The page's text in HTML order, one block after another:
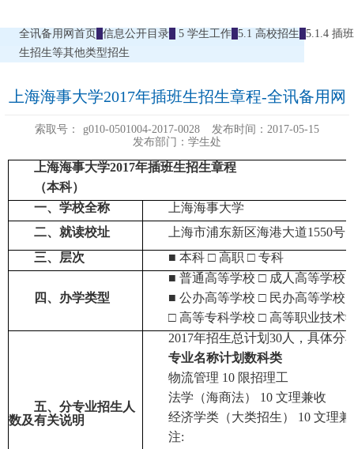
全讯备用网首页 信息公开目录 5 学生工作 5.1 高校招生 5.1.4 插班
生招生等其他类型招生
上海海事大学2017年插班生招生章程-全讯备用网
索取号： g010-0501004-2017-0028
发布时间：2017-05-15
发布部门：学生处
上海海事大学2017年插班生招生章程
（本科）
一、学校全称
上海海事大学
二、就读校址
上海市浦东新区海港大道1550号
三、层次
■ 本科 □ 高职 □ 专科
四、办学类型
■ 普通高等学校 □ 成人高等学校
■ 公办高等学校 □ 民办高等学校
□ 高等专科学校 □ 高等职业技术
五、分专业招生人
数及有关说明
2017年招生总计划 30 人，具体分
专业名称计划数科类
物流管理 10 限招理工
法学（海商法）
10 文理兼收
经济学类（大类招生）
10 文理兼
注: